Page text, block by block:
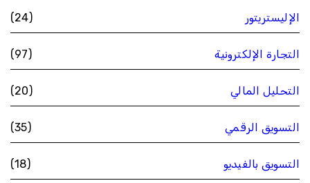
الإليستريتور (24)
التجارة الإلكترونية (97)
التحليل المالي (20)
التسويق الرقمي (35)
التسويق بالفيديو (18)